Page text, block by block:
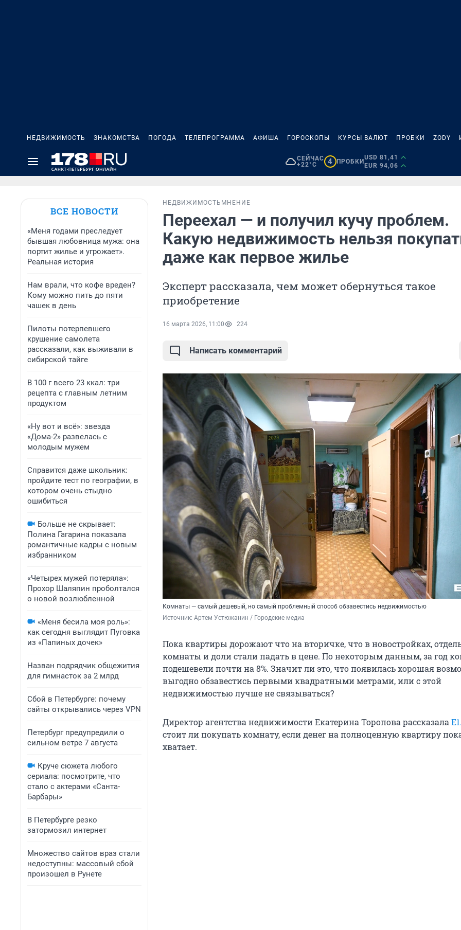
НЕДВИЖИМОСТЬ ЗНАКОМСТВА ПОГОДА ТЕЛЕПРОГРАММА АФИША ГОРОСКОПЫ КУРСЫ ВАЛЮТ ПРОБКИ ZODY
СЕЙЧАС
+22°C
4 ПРОБКИ
USD 81,41
EUR 94,06
ВСЕ НОВОСТИ
«Меня годами преследует
бывшая любовница мужа: она
портит жилье и угрожает».
Реальная история
Нам врали, что кофе вреден?
Кому можно пить до пяти
чашек в день
Пилоты потерпевшего
крушение самолета
рассказали, как выживали в
сибирской тайге
В 100 г всего 23 ккал: три
рецепта с главным летним
продуктом
«Ну вот и всё»: звезда
«Дома-2» развелась с
молодым мужем
Справится даже школьник:
пройдите тест по географии, в
котором очень стыдно
ошибиться
Больше не скрывает:
Полина Гагарина показала
романтичные кадры с новым
избранником
«Четырех мужей потеряла»:
Прохор Шаляпин проболтался
о новой возлюбленной
«Меня бесила моя роль»:
как сегодня выглядит Пуговка
из «Папиных дочек»
Назван подрядчик общежития
для гимнасток за 2 млрд
Сбой в Петербурге: почему
сайты открывались через VPN
Петербург предупредили о
сильном ветре 7 августа
Круче сюжета любого
сериала: посмотрите, что
стало с актерами «Санта-
Барбары»
В Петербурге резко
затормозил интернет
Множество сайтов враз стали
недоступны: массовый сбой
произошел в Рунете
НЕДВИЖИМОСТЬ МНЕНИЕ
Переехал — и получил кучу проблем.
Какую недвижимость нельзя
даже как первое жилье
Эксперт рассказала, чем может обернуться такое
приобретение
16 марта 2026, 11:00 224
Написать комментарий
Комнаты — самый дешевый, но самый проблемный способ обзавестись недвижимостью
Источник: Артем Устюжанин / Городские медиа
Пока квартиры дорожают что на вторичке, что в новостройках,
комнаты и доли стали падать в цене. По некоторым данным, за год
подешевели почти на 8%. Значит ли это, что появилась хорошая
выгодно обзавестись первыми квадратными метрами, или с этой
недвижимостью лучше не связываться?
Директор агентства недвижимости Екатерина Торопова рассказала
стоит ли покупать комнату, если денег на полноценную квартиру
хватает.